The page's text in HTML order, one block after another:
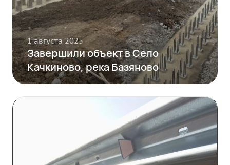
Завершили объект в Село
Качкиново, река Базяново
1 августа 2025